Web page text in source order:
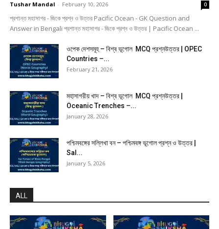
Tushar Mandal - February 10, 2026 0
প্রশান্ত মহাসাগর - জিকে প্রশ্ন ও উত্তর Pacific Ocean - GK Question and
Answer in Bengali প্রশান্ত মহাসাগর - জিকে প্রশ্ন ও উত্তর | Pacific Ocean ...
ওপেক দেশসমূহ – বিশ্ব ভূগোল MCQ প্রশ্নউত্তর | OPEC
Countries –...
February 21, 2026
মহাসাগরীয় খাদ – বিশ্ব ভূগোল MCQ প্রশ্নউত্তর |
Oceanic Trenches –...
January 28, 2026
পশ্চিমবঙ্গের সল্লিখা বন – পশ্চিমবঙ্গ ভূগোল প্রশ্ন ও উত্তর |
Sal...
January 5, 2026
ALL